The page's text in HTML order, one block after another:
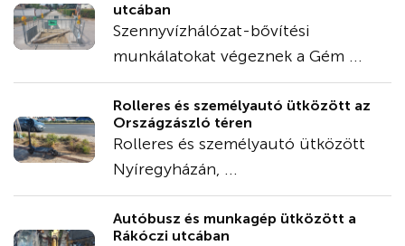
utcában
Szennyvízhálózat-bővítési
munkálatokat végeznek a Gém ...
Rolleres és személyautó ütközött az
Országzászló téren
Rolleres és személyautó ütközött
Nyíregyházán, ...
Autóbusz és munkagép ütközött a
Rákóczi utcában